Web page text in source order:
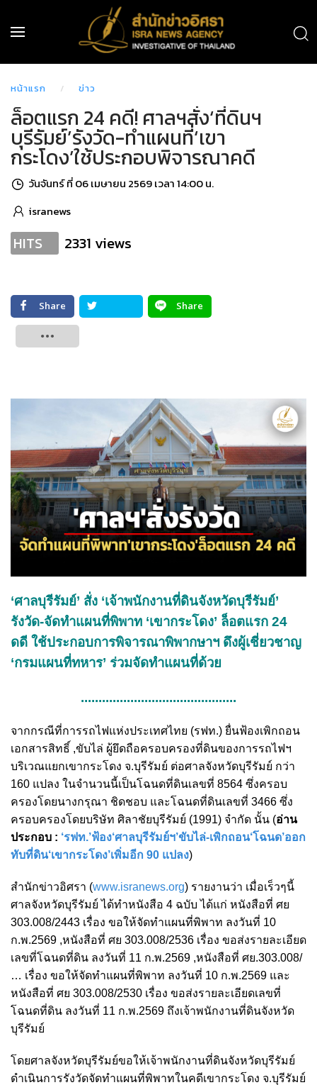
หน้าแรก ข่าว
ล็อตแรก 24 คดี! ศาลฯสั่ง‘ที่ดินฯ
บุรีรัมย์’รังวัด-ทำแผนที่‘เขา
กระโดง’ใช้ประกอบพิจารณาคดี
วันจันทร์ ที่ 06 เมษายน 2569 เวลา 14:00 น.
isranews
HITS 2331 views
Share
Share
‘ศาลบุรีรัมย์’ สั่ง ‘เจ้าพนักงานที่ดินจังหวัดบุรีรัมย์’
รังวัด-จัดทำแผนที่พิพาท ‘เขากระโดง’ ล็อตแรก 24
ดดี ใช้ประกอบการพิจารณาพิพากษาฯ ดึงผู้เชี่ยวชาญ
‘กรมแผนที่ทหาร’ ร่วมจัดทำแผนที่ด้วย
............................................
จากกรณีที่การรถไฟแห่งประเทศไทย (รฟท.) ยื่นฟ้องเพิกถอน
เอกสารสิทธิ์ ,ขับไล่ ผู้ยึดถือครอบครองที่ดินของการรถไฟฯ
บริเวณแยกเขากระโดง จ.บุรีรัมย์ ต่อศาลจังหวัดบุรีรัมย์ กว่า
160 แปลง ในจำนวนนี้เป็นโฉนดที่ดินเลขที่ 8564 ซึ่งครอบ
ครองโดยนางกรุณา ชิดชอบ และโฉนดที่ดินเลขที่ 3466 ซึ่ง
ครอบครองโดยบริษัท ศิลาชัยบุรีรัมย์ (1991) จํากัด นั้น (อ่าน
ประกอบ : ‘รฟท.’ฟ้อง‘ศาลบุรีรัมย์ฯ’ขับไล่-เพิกถอน‘โฉนด’ออก
ทับที่ดิน‘เขากระโดง’เพิ่มอีก 90 แปลง)
สำนักข่าวอิศรา (www.isranews.org) รายงานว่า เมื่อเร็วๆนี้
ศาลจังหวัดบุรีรัมย์ ได้ทำหนังสือ 4 ฉบับ ได้แก่ หนังสือที่ ศย
303.008/2443 เรื่อง ขอให้จัดทำแผนที่พิพาท ลงวันที่ 10
ก.พ.2569 ,หนังสือที่ ศย 303.008/2536 เรื่อง ขอส่งรายละเอียด
เลขที่โฉนดที่ดิน ลงวันที่ 11 ก.พ.2569 ,หนังสือที่ ศย.303.008/
… เรื่อง ขอให้จัดทำแผนที่พิพาท ลงวันที่ 10 ก.พ.2569 และ
หนังสือที่ ศย 303.008/2530 เรื่อง ขอส่งรายละเอียดเลขที่
โฉนดที่ดิน ลงวันที่ 11 ก.พ.2569 ถึงเจ้าพนักงานที่ดินจังหวัด
บุรีรัมย์
โดยศาลจังหวัดบุรีรัมย์ขอให้เจ้าพนักงานที่ดินจังหวัดบุรีรัมย์
ดำเนินการรังวัดจัดทำแผนที่พิพาทในคดีเขากระโดง จ.บุรีรัมย์